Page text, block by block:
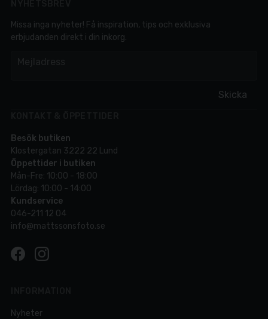
Skicka
Missa inga nyheter! Få inspiration, tips och exklusiva
erbjudanden direkt i din inkorg.
Besök butiken
Klostergatan 3222 22 Lund
Öppettider i butiken
Mån-Fre: 10:00 - 18:00
Lördag: 10:00 - 14:00
Kundservice
046-211 12 04
info@mattssonsfoto.se
Nyheter